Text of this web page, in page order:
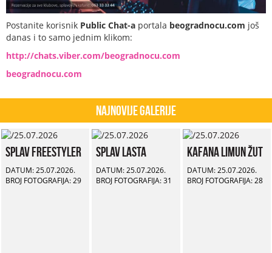
Postanite korisnik Public Chat-a portala beogradnocu.com još
danas i to samo jednim klikom:
http://chats.viber.com/beogradnocu.com
beogradnocu.com
Najnovije Galerije
Splav Freestyler
DATUM: 25.07.2026.
BROJ FOTOGRAFIJA: 29
Splav Lasta
DATUM: 25.07.2026.
BROJ FOTOGRAFIJA: 31
Kafana Limun Žut
DATUM: 25.07.2026.
BROJ FOTOGRAFIJA: 28